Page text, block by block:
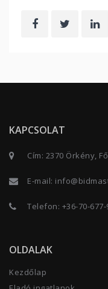
KAPCSOLAT
Cím: 2370 Örkény,
E-mail:
Telefon: +36-70-677-
OLDALAK
Kezdőlap